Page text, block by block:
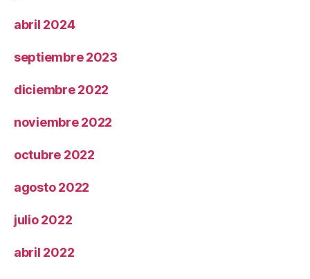
abril 2024
septiembre 2023
diciembre 2022
noviembre 2022
octubre 2022
agosto 2022
julio 2022
abril 2022